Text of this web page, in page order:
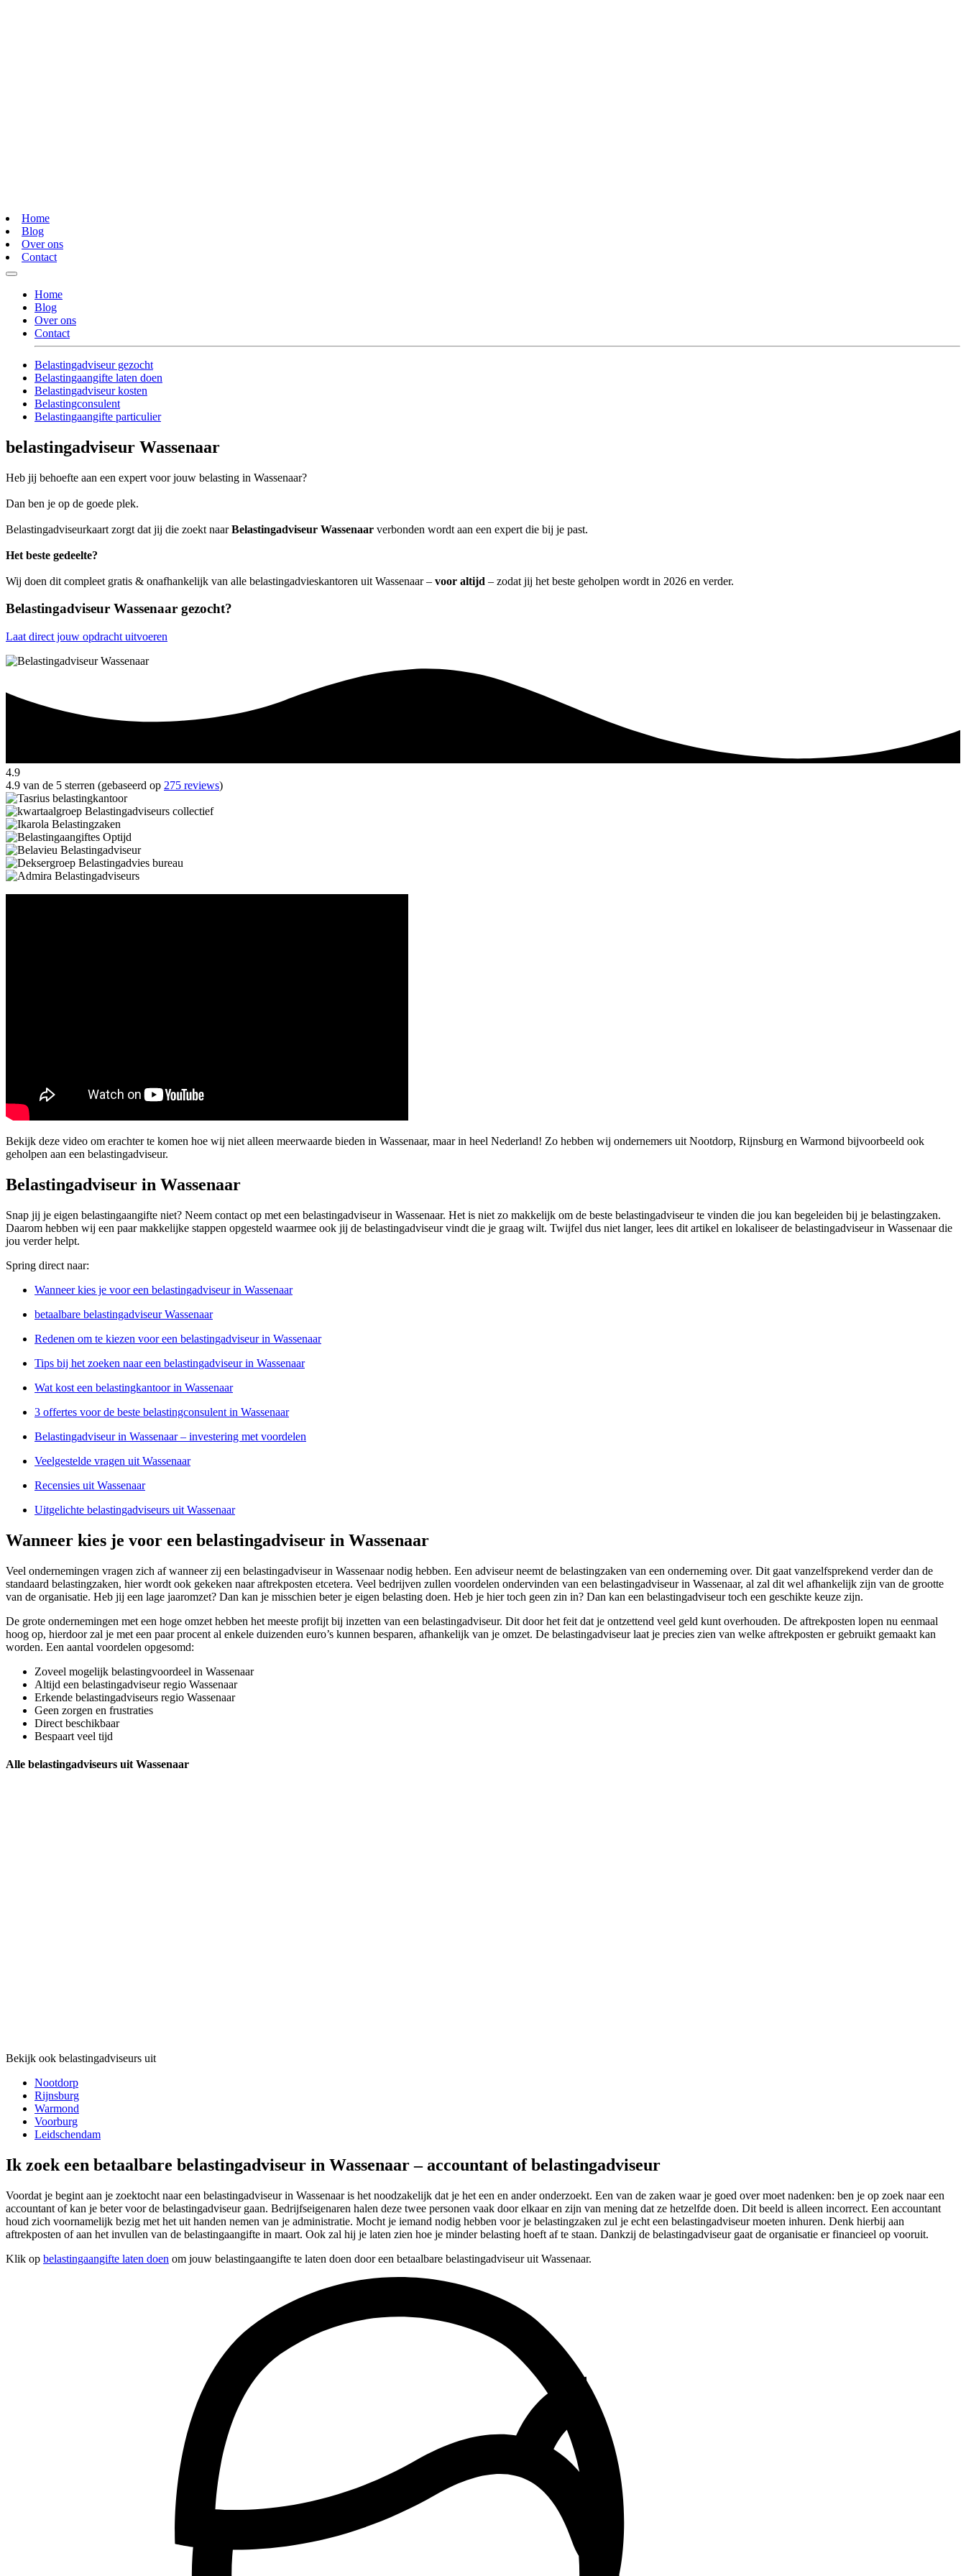
Home
Blog
Over ons
Contact
Home
Blog
Over ons
Contact
Belastingadviseur gezocht
Belastingaangifte laten doen
Belastingadviseur kosten
Belastingconsulent
Belastingaangifte particulier
belastingadviseur Wassenaar
Heb jij behoefte aan een expert voor jouw belasting in Wassenaar?
Dan ben je op de goede plek.
Belastingadviseurkaart zorgt dat jij die zoekt naarBelastingadviseur Wassenaar verbonden wordt aan een expert die bij je past.
Het beste gedeelte?
Wij doen dit compleet gratis & onafhankelijk van alle belastingadvieskantoren uit Wassenaar – voor altijd – zodat jij het beste geholpen wordt in 2026 en verder.
Belastingadviseur Wassenaar gezocht?
Laat direct jouw opdracht uitvoeren
4.9
4.9 van de 5 sterren (gebaseerd op 275 reviews)
Bekijk deze video om erachter te komen hoe wij niet alleen meerwaarde bieden in Wassenaar, maar in heel Nederland! Zo hebben wij ondernemers uit Nootdorp, Rijnsburg en Warmond bijvoorbeeld ook
geholpen aan een belastingadviseur.
Belastingadviseur in Wassenaar
Snap jij je eigen belastingaangifte niet? Neem contact op met een belastingadviseur in Wassenaar. Het is niet zo makkelijk om de beste belastingadviseur te vinden die jou kan begeleiden bij je belastingzaken.
Daarom hebben wij een paar makkelijke stappen opgesteld waarmee ook jij de belastingadviseur vindt die je graag wilt. Twijfel dus niet langer, lees dit artikel en lokaliseer de belastingadviseur in Wassenaar die
jou verder helpt.
Spring direct naar:
Wanneer kies je voor een belastingadviseur in Wassenaar
betaalbare belastingadviseur Wassenaar
Redenen om te kiezen voor een belastingadviseur in Wassenaar
Tips bij het zoeken naar een belastingadviseur in Wassenaar
Wat kost een belastingkantoor in Wassenaar
3 offertes voor de beste belastingconsulent in Wassenaar
Belastingadviseur in Wassenaar – investering met voordelen
Veelgestelde vragen uit Wassenaar
Recensies uit Wassenaar
Uitgelichte belastingadviseurs uit Wassenaar
Wanneer kies je voor een belastingadviseur in Wassenaar
Veel ondernemingen vragen zich af wanneer zij een belastingadviseur in Wassenaar nodig hebben. Een adviseur neemt de belastingzaken van een onderneming over. Dit gaat vanzelfsprekend verder dan de
standaard belastingzaken, hier wordt ook gekeken naar aftrekposten etcetera. Veel bedrijven zullen voordelen ondervinden van een belastingadviseur in Wassenaar, al zal dit wel afhankelijk zijn van de grootte
van de organisatie. Heb jij een lage jaaromzet? Dan kan je misschien beter je eigen belasting doen. Heb je hier toch geen zin in? Dan kan een belastingadviseur toch een geschikte keuze zijn.
De grote ondernemingen met een hoge omzet hebben het meeste profijt bij inzetten van een belastingadviseur. Dit door het feit dat je ontzettend veel geld kunt overhouden. De aftrekposten lopen nu eenmaal
hoog op, hierdoor zal je met een paar procent al enkele duizenden euro’s kunnen besparen, afhankelijk van je omzet. De belastingadviseur laat je precies zien van welke aftrekposten er gebruikt gemaakt kan
worden. Een aantal voordelen opgesomd:
Zoveel mogelijk belastingvoordeel in Wassenaar
Altijd een belastingadviseur regio Wassenaar
Erkende belastingadviseurs regio Wassenaar
Geen zorgen en frustraties
Direct beschikbaar
Bespaart veel tijd
Alle belastingadviseurs uit Wassenaar
Bekijk ook belastingadviseurs uit
Nootdorp
Rijnsburg
Warmond
Voorburg
Leidschendam
Ik zoek een betaalbare belastingadviseur in Wassenaar – accountant of belastingadviseur
Voordat je begint aan je zoektocht naar een belastingadviseur in Wassenaar is het noodzakelijk dat je het een en ander onderzoekt. Een van de zaken waar je goed over moet nadenken: ben je op zoek naar een
accountant of kan je beter voor de belastingadviseur gaan. Bedrijfseigenaren halen deze twee personen vaak door elkaar en zijn van mening dat ze hetzelfde doen. Dit beeld is alleen incorrect. Een accountant
houd zich voornamelijk bezig met het uit handen nemen van je administratie. Mocht je iemand nodig hebben voor je belastingzaken zul je echt een belastingadviseur moeten inhuren. Denk hierbij aan
aftrekposten of aan het invullen van de belastingaangifte in maart. Ook zal hij je laten zien hoe je minder belasting hoeft af te staan. Dankzij de belastingadviseur gaat de organisatie er financieel op vooruit.
Klik op belastingaangifte laten doen om jouw belastingaangifte te laten doen door een betaalbare belastingadviseur uit Wassenaar.